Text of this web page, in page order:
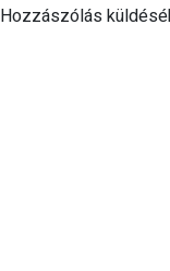
Hozzászólás